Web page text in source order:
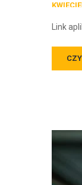
Link